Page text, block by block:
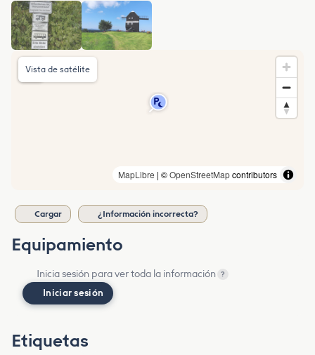
MapLibre | ©OpenStreetMapcontributors
Vista de satélite
Cargar ¿Información incorrecta?
Equipamiento
Inicia sesión para ver toda la información ?
Iniciar sesión
Etiquetas